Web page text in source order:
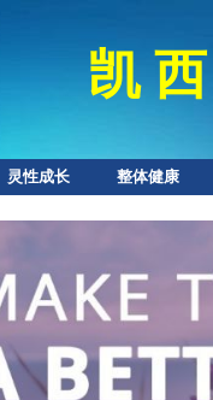
灵性成长 整体健康
凯